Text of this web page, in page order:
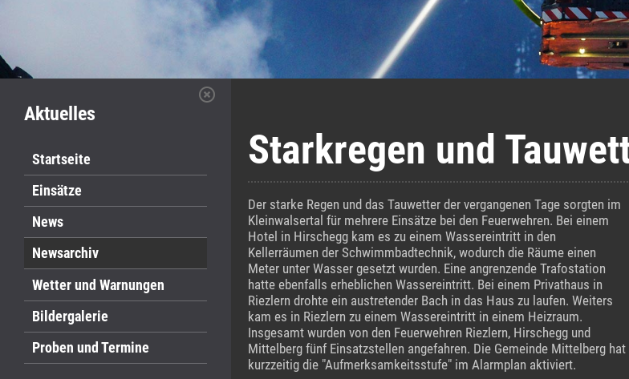
Aktuelles
Startseite
Einsätze
News
Newsarchiv
Wetter und Warnungen
Bildergalerie
Proben und Termine
Starkregen und
Der starke Regen und das Tauwetter der vergangenen Tage sorgten im
Kleinwalsertal für mehrere Einsätze bei den Feuerwehren. Bei einem
Hotel in Hirschegg kam es zu einem Wassereintritt in den
Kellerräumen der Schwimmbadtechnik, wodurch die Räume einen
Meter unter Wasser gesetzt wurden. Eine angrenzende Trafostation
hatte ebenfalls erheblichen Wassereintritt. Bei einem Privathaus in
Riezlern drohte ein austretender Bach in das Haus zu laufen. Weiters
kam es in Riezlern zu einem Wassereintritt in einem Heizraum.
Insgesamt wurden von den Feuerwehren Riezlern, Hirschegg und
Mittelberg fünf Einsatzstellen angefahren. Die Gemeinde Mittelberg hat
kurzzeitig die "Aufmerksamkeitsstufe" im Alarmplan aktiviert.